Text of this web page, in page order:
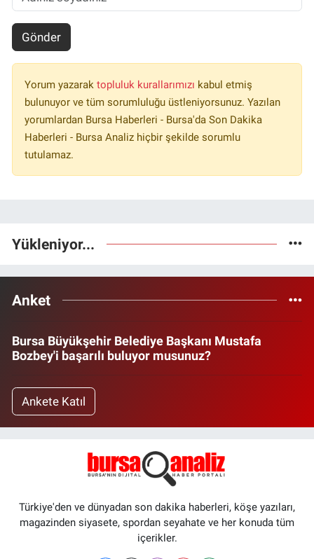
Gönder
Yorum yazarak topluluk kurallarımızı kabul etmiş
bulunuyor ve tüm sorumluluğu üstleniyorsunuz. Yazılan
yorumlardan Bursa Haberleri - Bursa'da Son Dakika
Haberleri - Bursa Analiz hiçbir şekilde sorumlu
tutulamaz.
Yükleniyor...
Anket
Bursa Büyükşehir Belediye Başkanı Mustafa
Bozbey'i başarılı buluyor musunuz?
Ankete Katıl
Türkiye'den ve dünyadan son dakika haberleri, köşe yazıları,
magazinden siyasete, spordan seyahate ve her konuda tüm
içerikler.